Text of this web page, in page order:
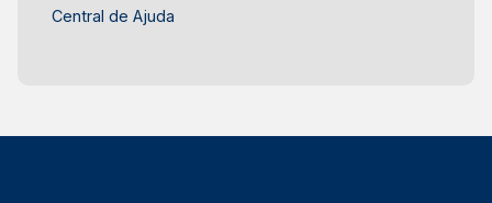
Central de Ajuda